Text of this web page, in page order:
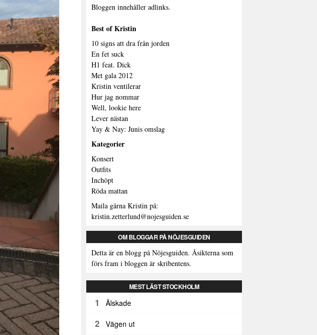
Bloggen innehåller adlinks.
Best of Kristin
10 signs att dra från jorden
En fet suck
H1 feat. Dick
Met gala 2012
Kristin ventilerar
Hur jag nommar
Well, lookie here
Lever nästan
Yay & Nay: Junis omslag
Kategorier
Konsert
Outfits
Inchöpt
Röda mattan
Maila gärna Kristin på:
kristin.zetterlund@nojesguiden.se
OM BLOGGAR PÅ NÖJESGUIDEN
Detta är en blogg på Nöjesguiden. Åsikterna som
förs fram i bloggen är skribentens.
MEST LÄST STOCKHOLM
1 Älskade
2 Vägen ut